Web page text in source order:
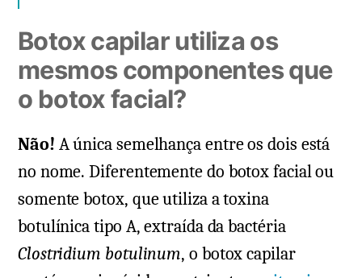
Botox capilar utiliza os
mesmos componentes que
o botox facial?
Não! A única semelhança entre os dois está
no nome. Diferentemente do botox facial ou
somente botox, que utiliza a toxina
botulínica tipo A, extraída da bactéria
Clostridium botulinum, o botox capilar